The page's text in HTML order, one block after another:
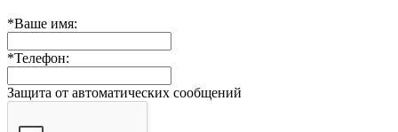
*Ваше имя:
*Телефон:
Защита от автоматических сообщений